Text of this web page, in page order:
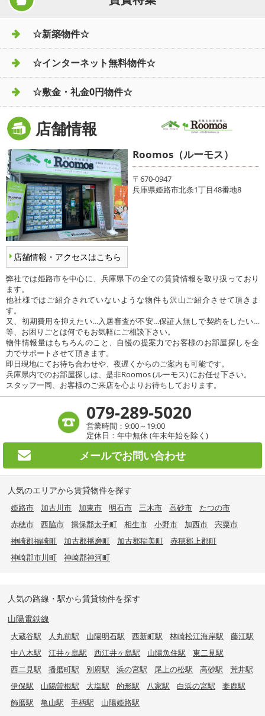
☆新築物件☆
☆インターネット無料物件☆
☆敷金・礼金0円物件☆
店舗情報
店舗情報・アクセスはこちら
Roomos（ルーモス）
〒670-0947
兵庫県姫路市北条1丁目48番地8
弊社では姫路市を中心に、兵庫県下の全ての賃貸情報を取り扱っており
ます。
他社様ではご紹介されていないような物件も沢山ご紹介させて頂きま
す。
又、初期費用を抑えたい…入居審査が不安…保証人無しで契約をしたい…
等、お困りごとは何でもお気軽にご相談下さい。
物件情報量はもちろんのこと、自慢の提案力でお客様のお部屋探しを全
力でサポートさせて頂きます。
即日現地にてお待ち合わせや、夜遅くからのご案内も可能です。
兵庫県内でのお部屋探しは、是非Roomos (ルーモス) にお任せ下さい。
スタッフ一同、お客様のご来店を心よりお待ちしております。
079-289-5020
営業時間：9:00～19:00
定休日：年中無休 (年末年始を除く)
メールでお問い合わせ
人気のエリアから賃貸物件を探す
姫路市 加古川市 加東市 明石市 三木市 高砂市
たつの市
赤穂市
西脇市 揖保郡太子町 相生市 小野市 加西市
宍粟市
神崎郡福崎町
加古郡播磨町 加古郡稲美町
赤穂郡上郡町
神崎郡市川町
神崎郡神河町
人気の路線・駅から賃貸物件を探す
山陽電鉄線
大蔵谷駅 人丸前駅 山陽明石駅 西新町駅 林崎松江海岸駅
藤江駅
中八木駅
江井ヶ島駅 西江井ヶ島駅 山陽魚住駅
東二見駅
西二見駅
播磨町駅 別府駅 浜の宮駅 尾上の松駅 高砂駅
荒井駅
伊保駅
山陽曽根駅 大塩駅 的形駅 八家駅 白浜の宮駅
妻鹿駅
飾磨駅
亀山駅 手柄駅 山陽姫路駅